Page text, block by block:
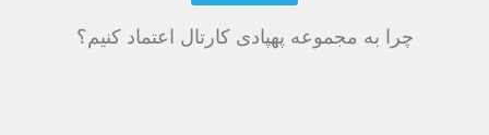
چرا به مجموعه پهپادی کارتال اعتماد کنیم؟